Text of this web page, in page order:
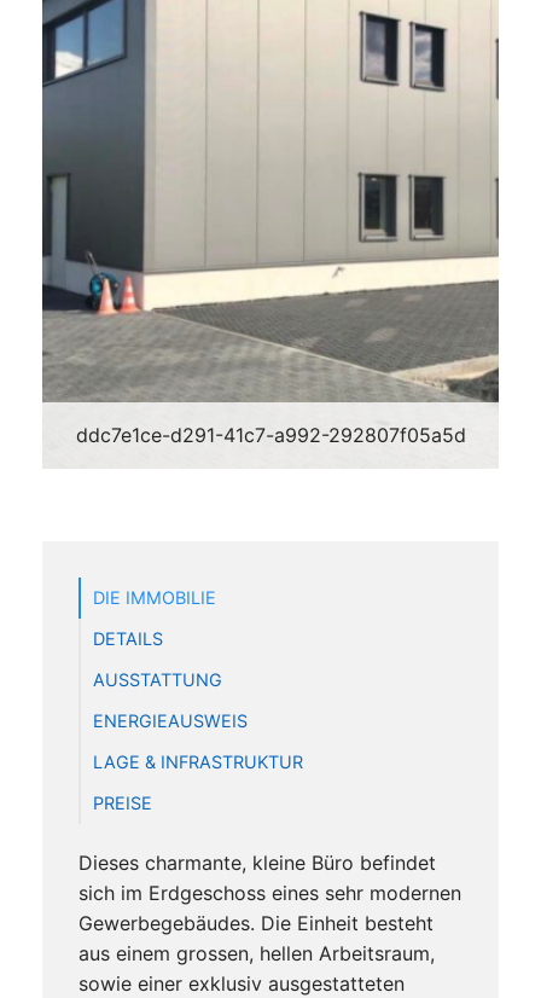
ddc7e1ce-d291-41c7-a992-292807f05a5d
DIE IMMOBILIE
DETAILS
AUSSTATTUNG
ENERGIEAUSWEIS
LAGE & INFRASTRUKTUR
PREISE
Dieses charmante, kleine Büro befindet
sich im Erdgeschoss eines sehr modernen
Gewerbegebäudes. Die Einheit besteht
aus einem grossen, hellen Arbeitsraum,
sowie einer exklusiv ausgestatteten